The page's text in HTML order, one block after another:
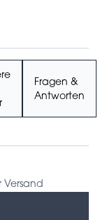
Fragen &
Antworten
Versand